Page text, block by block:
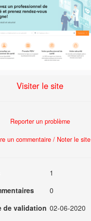
Visiter le site
Reporter un problème
un commentaire / Noter le site
1
0
de validation 02-06-2020